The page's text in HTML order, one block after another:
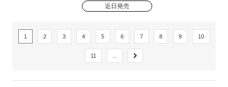
近日発売
1 2 3 4 5 6 7 8 9 10
11